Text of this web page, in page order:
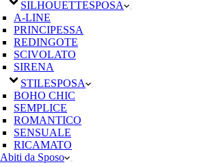
SILHOUETTESPOSA
A-LINE
PRINCIPESSA
REDINGOTE
SCIVOLATO
SIRENA
STILESPOSA
BOHO CHIC
SEMPLICE
ROMANTICO
SENSUALE
RICAMATO
Abiti da Sposo